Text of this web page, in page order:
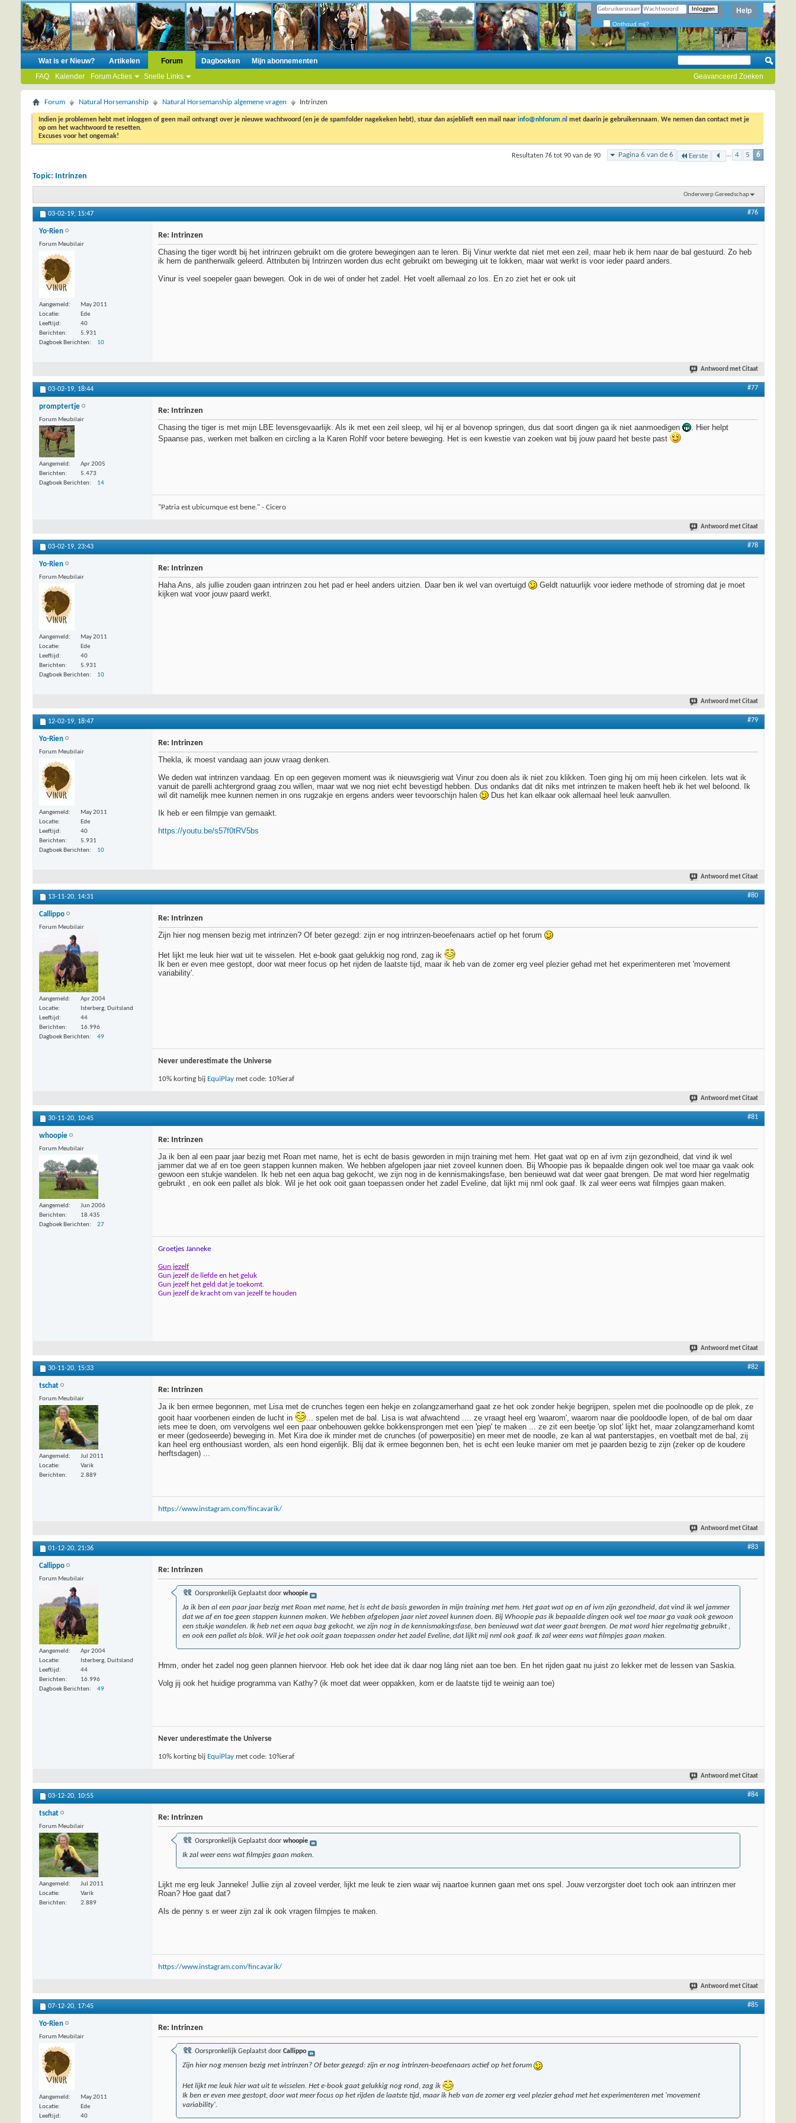
Help
Onthoud mij?
Wat is er Nieuw? Artikelen
Forum
FAQ
Kalender Forum Acties Snelle Links
Dagboeken
Mijn abonnementen
Geavanceerd Zoeken
Forum Natural Horsemanship Natural Horsemanship algemene vragen Intrinzen
Indien je problemen hebt met inloggen of geen mail ontvangt over je nieuwe wachtwoord (en je de spamfolder nagekeken hebt), stuur dan asjeblieft een mail naar info@nhforum.nl met daarin je gebruikersnaam. We nemen dan contact met je
op om het wachtwoord te resetten.
Excuses voor het ongemak!
Pagina 6 van de 6 Eerste ... 4 5 6
Resultaten 76 tot 90 van de 90
Topic: Intrinzen
Onderwerp Gereedschap
03-02-19, 15:47 #76
Yo-Rien
Forum Meubilair
Aangemeld
May 2011
Locatie
Ede
Leeftijd
40
Berichten
5.931
Dagboek Berichten
10
Re: Intrinzen
Chasing the tiger wordt bij het intrinzen gebruikt om die grotere bewegingen aan te leren. Bij Vinur werkte dat niet met een zeil, maar heb ik hem naar de bal gestuurd. Zo heb
ik hem de pantherwalk geleerd. Attributen bij Intrinzen worden dus echt gebruikt om beweging uit te lokken, maar wat werkt is voor ieder paard anders.
Vinur is veel soepeler gaan bewegen. Ook in de wei of onder het zadel. Het voelt allemaal zo los. En zo ziet het er ook uit
Antwoord met Citaat
03-02-19, 18:44 #77
promptertje
Forum Meubilair
Aangemeld
Apr 2005
Berichten
5.473
Dagboek Berichten
14
Re: Intrinzen
Chasing the tiger is met mijn LBE levensgevaarlijk. Als ik met een zeil sleep, wil hij er al bovenop springen, dus dat soort dingen ga ik niet aanmoedigen
. Hier helpt
Spaanse pas, werken met balken en circling a la Karen Rohlf voor betere beweging. Het is een kwestie van zoeken wat bij jouw paard het beste past
"Patria est ubicumque est bene." - Cicero
Antwoord met Citaat
03-02-19, 23:43 #78
Yo-Rien
Forum Meubilair
Aangemeld
May 2011
Locatie
Ede
Leeftijd
40
Berichten
5.931
Dagboek Berichten
10
Re: Intrinzen
Haha Ans, als jullie zouden gaan intrinzen zou het pad er heel anders uitzien. Daar ben ik wel van overtuigd
Geldt natuurlijk voor iedere methode of stroming dat je moet
kijken wat voor jouw paard werkt.
Antwoord met Citaat
12-02-19, 18:47 #79
Yo-Rien
Forum Meubilair
Aangemeld
May 2011
Locatie
Ede
Leeftijd
40
Berichten
5.931
Dagboek Berichten
10
Re: Intrinzen
Thekla, ik moest vandaag aan jouw vraag denken.
We deden wat intrinzen vandaag. En op een gegeven moment was ik nieuwsgierig wat Vinur zou doen als ik niet zou klikken. Toen ging hij om mij heen cirkelen. Iets wat ik
vanuit de parelli achtergrond graag zou willen, maar wat we nog niet echt bevestigd hebben. Dus ondanks dat dit niks met intrinzen te maken heeft heb ik het wel beloond. Ik
wil dit namelijk mee kunnen nemen in ons rugzakje en ergens anders weer tevoorschijn halen
Dus het kan elkaar ook allemaal heel leuk aanvullen.
Ik heb er een filmpje van gemaakt.
https://youtu.be/s57f0tRV5bs
Antwoord met Citaat
13-11-20, 14:31 #80
Callippo
Forum Meubilair
Aangemeld
Apr 2004
Locatie
Isterberg, Duitsland
Leeftijd
44
Berichten
16.996
Dagboek Berichten
49
Re: Intrinzen
Zijn hier nog mensen bezig met intrinzen? Of beter gezegd: zijn er nog intrinzen-beoefenaars actief op het forum
Het lijkt me leuk hier wat uit te wisselen. Het e-book gaat gelukkig nog rond, zag ik
Ik ben er even mee gestopt, door wat meer focus op het rijden de laatste tijd, maar ik heb van de zomer erg veel plezier gehad met het experimenteren met 'movement
variability'.
Never underestimate the Universe
10% korting bij EquiPlay met code: 10%eraf
Antwoord met Citaat
30-11-20, 10:45 #81
whoopie
Forum Meubilair
Aangemeld
Jun 2006
Berichten
18.435
Dagboek Berichten
27
Re: Intrinzen
Ja ik ben al een paar jaar bezig met Roan met name, het is echt de basis geworden in mijn training met hem. Het gaat wat op en af ivm zijn gezondheid, dat vind ik wel
jammer dat we af en toe geen stappen kunnen maken. We hebben afgelopen jaar niet zoveel kunnen doen. Bij Whoopie pas ik bepaalde dingen ook wel toe maar ga vaak ook
gewoon een stukje wandelen. Ik heb net een aqua bag gekocht, we zijn nog in de kennismakingsfase, ben benieuwd wat dat weer gaat brengen. De mat word hier regelmatig
gebruikt , en ook een pallet als blok. Wil je het ook ooit gaan toepassen onder het zadel Eveline, dat lijkt mij nml ook gaaf. Ik zal weer eens wat filmpjes gaan maken.
Groetjes Janneke
Gun jezelf
Gun jezelf de liefde en het geluk
Gun jezelf het geld dat je toekomt.
Gun jezelf de kracht om van jezelf te houden
Antwoord met Citaat
30-11-20, 15:33 #82
tschat
Forum Meubilair
Aangemeld
Jul 2011
Locatie
Varik
Berichten
2.889
Re: Intrinzen
Ja ik ben ermee begonnen, met Lisa met de crunches tegen een hekje en zolangzamerhand gaat ze het ook zonder hekje begrijpen, spelen met die poolnoodle op de plek, ze
gooit haar voorbenen einden de lucht in
... spelen met de bal. Lisa is wat afwachtend .... ze vraagt heel erg 'waarom', waarom naar die pooldoodle lopen, of de bal om daar
iets mee te doen, om vervolgens wel een paar onbehouwen gekke bokkensprongen met een 'piep' te maken ... ze zit een beetje 'op slot' lijkt het, maar zolangzamerhand komt
er meer (gedoseerde) beweging in. Met Kira doe ik minder met de crunches (of powerpositie) en meer met de noodle, ze kan al wat panterstapjes, en voetbalt met de bal, zij
kan heel erg enthousiast worden, als een hond eigenlijk. Blij dat ik ermee begonnen ben, het is echt een leuke manier om met je paarden bezig te zijn (zeker op de koudere
herftsdagen) ...
https://www.instagram.com/fincavarik/
Antwoord met Citaat
01-12-20, 21:36 #83
Callippo
Forum Meubilair
Aangemeld
Apr 2004
Locatie
Isterberg, Duitsland
Leeftijd
44
Berichten
16.996
Dagboek Berichten
49
Re: Intrinzen
Oorspronkelijk Geplaatst door whoopie
Ja ik ben al een paar jaar bezig met Roan met name, het is echt de basis geworden in mijn training met hem. Het gaat wat op en af ivm zijn gezondheid, dat vind ik wel jammer
dat we af en toe geen stappen kunnen maken. We hebben afgelopen jaar niet zoveel kunnen doen. Bij Whoopie pas ik bepaalde dingen ook wel toe maar ga vaak ook gewoon
een stukje wandelen. Ik heb net een aqua bag gekocht, we zijn nog in de kennismakingsfase, ben benieuwd wat dat weer gaat brengen. De mat word hier regelmatig gebruikt ,
en ook een pallet als blok. Wil je het ook ooit gaan toepassen onder het zadel Eveline, dat lijkt mij nml ook gaaf. Ik zal weer eens wat filmpjes gaan maken.
Hmm, onder het zadel nog geen plannen hiervoor. Heb ook het idee dat ik daar nog láng niet aan toe ben. En het rijden gaat nu juist zo lekker met de lessen van Saskia.
Volg jij ook het huidige programma van Kathy? (ik moet dat weer oppakken, kom er de laatste tijd te weinig aan toe)
Never underestimate the Universe
10% korting bij EquiPlay met code: 10%eraf
Antwoord met Citaat
03-12-20, 10:55 #84
tschat
Forum Meubilair
Aangemeld
Jul 2011
Locatie
Varik
Berichten
2.889
Re: Intrinzen
Oorspronkelijk Geplaatst door whoopie
Ik zal weer eens wat filmpjes gaan maken.
Lijkt me erg leuk Janneke! Jullie zijn al zoveel verder, lijkt me leuk te zien waar wij naartoe kunnen gaan met ons spel. Jouw verzorgster doet toch ook aan intrinzen mer
Roan? Hoe gaat dat?
Als de penny s er weer zijn zal ik ook vragen filmpjes te maken.
https://www.instagram.com/fincavarik/
Antwoord met Citaat
07-12-20, 17:45 #85
Yo-Rien
Forum Meubilair
Aangemeld
May 2011
Locatie
Ede
Leeftijd
40
Re: Intrinzen
Oorspronkelijk Geplaatst door Callippo
Zijn hier nog mensen bezig met intrinzen? Of beter gezegd: zijn er nog intrinzen-beoefenaars actief op het forum
Het lijkt me leuk hier wat uit te wisselen. Het e-book gaat gelukkig nog rond, zag ik
Ik ben er even mee gestopt, door wat meer focus op het rijden de laatste tijd, maar ik heb van de zomer erg veel plezier gehad met het experimenteren met 'movement
variability'.